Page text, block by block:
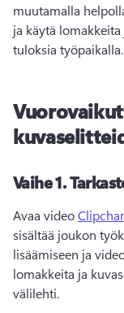
muutamalla
ja käytä
tuloksia työpaikalla.
Vaihe 1.
Avaa video
sisältää joukon
lisäämiseen ja
lomakkeita ja
välilehti.